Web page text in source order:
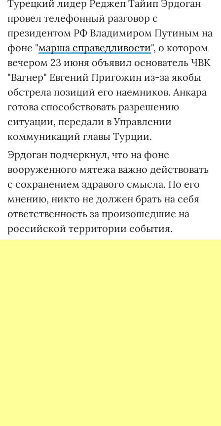
Турецкий лидер Реджеп Тайип Эрдоган
провел телефонный разговор с
президентом РФ Владимиром Путиным на
фоне "марша справедливости", о котором
вечером 23 июня объявил основатель ЧВК
"Вагнер" Евгений Пригожин из-за якобы
обстрела позиций его наемников. Анкара
готова способствовать разрешению
ситуации, передали в Управлении
коммуникаций главы Турции.
Эрдоган подчеркнул, что на фоне
вооруженного мятежа важно действовать
с сохранением здравого смысла. По его
мнению, никто не должен брать на себя
ответственность за произошедшие на
российской территории события.